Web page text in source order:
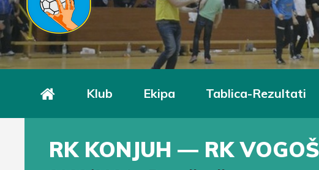
Klub Ekipa Tablica-Rezultati
RK KONJUH — RK